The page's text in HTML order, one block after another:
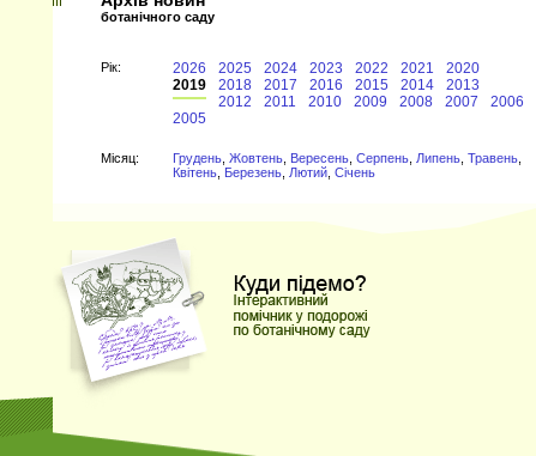
ботанічного саду
Рiк: 2026 2025 2024 2023 2022 2021
2020
2019
2018 2017 2016 2015 2014
2013
2012
2011 2010 2009 2008 2007
2006
2005
Мiсяц: Грудень Жовтень Вересень Серпень Липень Травень
Квітень Березень Лютий Січень